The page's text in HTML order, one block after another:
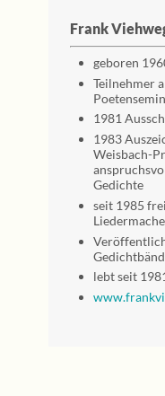
Frank
geboren
Teilnehmer
1981
1983
Weisbach-
Gedichte
seit 1985
lebt seit